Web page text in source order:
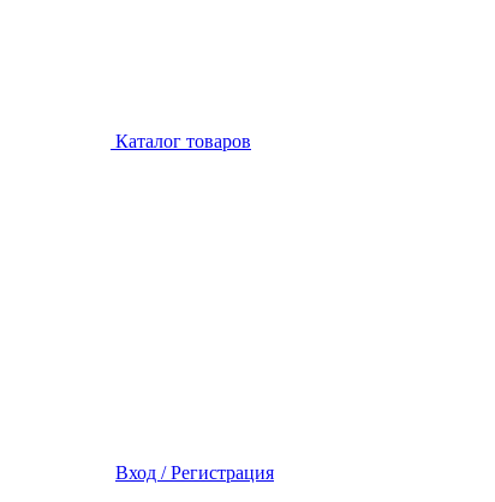
Каталог товаров
Вход / Регистрация